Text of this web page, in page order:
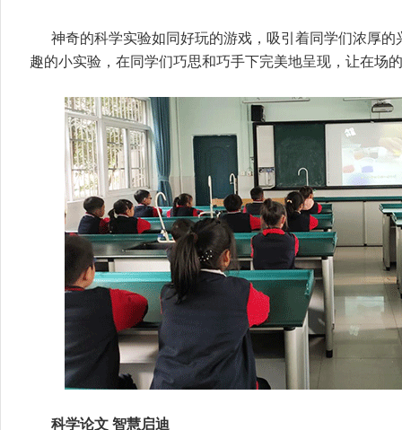
神奇的科学实验如同好玩的游戏，吸引着同学们浓厚
趣的小实验，在同学们巧思和巧手下完美地呈现，让在场
科学论文 智慧启迪